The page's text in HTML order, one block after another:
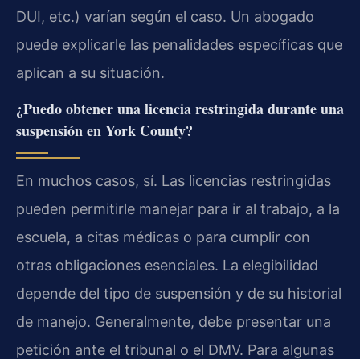
DUI, etc.) varían según el caso. Un abogado
puede explicarle las penalidades específicas que
aplican a su situación.
¿Puedo obtener una licencia restringida durante una
suspensión en York County?
En muchos casos, sí. Las licencias restringidas
pueden permitirle manejar para ir al trabajo, a la
escuela, a citas médicas o para cumplir con
otras obligaciones esenciales. La elegibilidad
depende del tipo de suspensión y de su historial
de manejo. Generalmente, debe presentar una
petición ante el tribunal o el DMV. Para algunas